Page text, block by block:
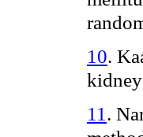
10.
11 .